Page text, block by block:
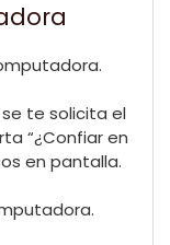
te solicita el
“¿Confiar en
en pantalla.